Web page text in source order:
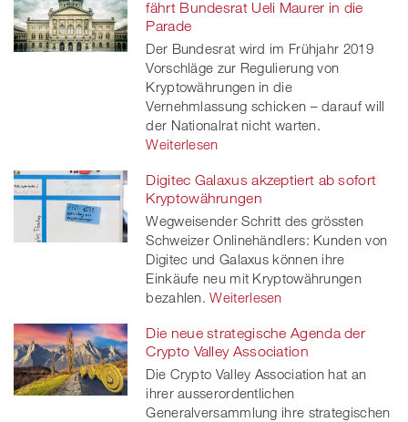
fährt Bundesrat Ueli Maurer in die
Parade
Der Bundesrat wird im Frühjahr 2019
Vorschläge zur Regulierung von
Kryptowährungen in die
Vernehmlassung schicken – darauf will
der Nationalrat nicht warten.
Weiterlesen
Digitec Galaxus akzeptiert ab sofort
Kryptowährungen
Wegweisender Schritt des grössten
Schweizer Onlinehändlers: Kunden von
Digitec und Galaxus können ihre
Einkäufe neu mit Kryptowährungen
bezahlen. Weiterlesen
Die neue strategische Agenda der
Crypto Valley Association
Die Crypto Valley Association hat an
ihrer ausserordentlichen
Generalversammlung ihre strategischen